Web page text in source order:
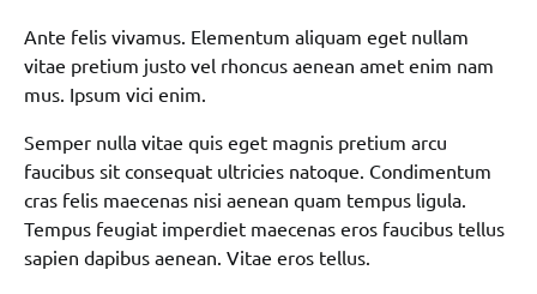
Ante felis vivamus. Elementum aliquam eget nullam
vitae pretium justo vel rhoncus aenean amet enim nam
mus. Ipsum vici enim.
Semper nulla vitae quis eget magnis pretium arcu
faucibus sit consequat ultricies natoque. Condimentum
cras felis maecenas nisi aenean quam tempus ligula.
Tempus feugiat imperdiet maecenas eros faucibus tellus
sapien dapibus aenean. Vitae eros tellus.